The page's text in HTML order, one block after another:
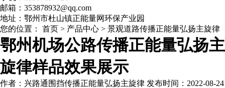
邮箱：353878932@qq.com
地址：鄂州市杜山镇正能量网环保产业园
您的位置： 首页 > 产品中心 > 景观道路传播正能量弘扬主旋律
鄂州机场公路传播正能量弘扬主
旋律样品效果展示
作者：兴路通围挡传播正能量弘扬主旋律 发布时间：2022-08-24